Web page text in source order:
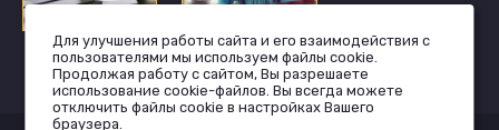
Для улучшения работы сайта и его взаимодействия с
пользователями мы используем файлы cookie.
Продолжая работу с сайтом, Вы разрешаете
использование cookie-файлов. Вы всегда можете
отключить файлы cookie в настройках Вашего
браузера.